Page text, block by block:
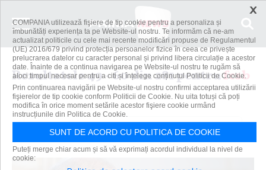
Rezultatele 49 - 60 din 281 pentrufcsb
Caută
×
COMPANIA utilizează fişiere de tip cookie pentru a personaliza și
îmbunătăți experiența ta pe Website-ul nostru. Te informăm că ne-am
actualizat politicile cu cele mai recente modificări propuse de Regulamentul
(UE) 2016/679 privind protecția persoanelor fizice în ceea ce privește
prelucrarea datelor cu caracter personal și privind libera circulație a acestor
date. Înainte de a continua navigarea pe Website-ul nostru te rugăm să
aloci timpul necesar pentru a citi și înțelege conținutul Politicii de Cookie.
Prin continuarea navigării pe Website-ul nostru confirmi acceptarea utilizării
fişierelor de tip cookie conform Politicii de Cookie. Nu uita totuși că poți
modifica în orice moment setările acestor fişiere cookie urmând
instrucțiunile din Politica de Cookie.
SUNT DE ACORD CU POLITICA DE COOKIE
Puteți merge chiar acum și să vă exprimați acordul individual la nivel de
cookie: